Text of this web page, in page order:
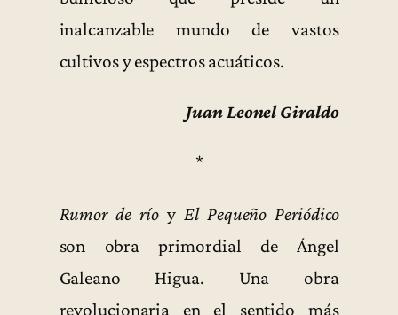
inalcanzable mundo de vastos
cultivos y espectros acuáticos.
Juan Leonel Giraldo
*
Rumor de ríoy El Pequeño Periódico
son obra primordial de Ángel
Galeano Higua. Una obra
revolucionaria en el sentido más